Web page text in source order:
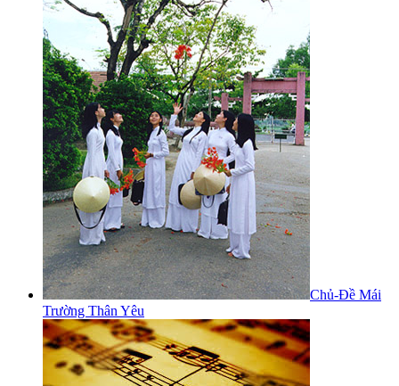
Chủ-Đề Mái
Trường Thân Yêu